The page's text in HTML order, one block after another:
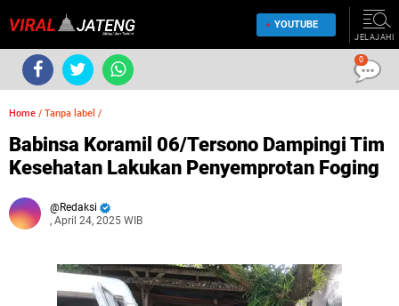
YOUTUBE
JELAJAHI
Home / Tanpa label /
Babinsa Koramil 06/Tersono Dampingi Tim
Kesehatan Lakukan Penyemprotan Foging
Redaksi
, April 24, 2025 WIB
0